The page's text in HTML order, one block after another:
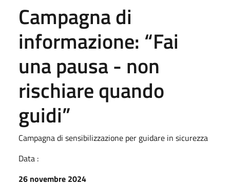
Campagna di
informazione: “Fai
una pausa - non
rischiare quando
guidi”
Campagna di sensibilizzazione per guidare in sicurezza
Data :
26 novembre 2024